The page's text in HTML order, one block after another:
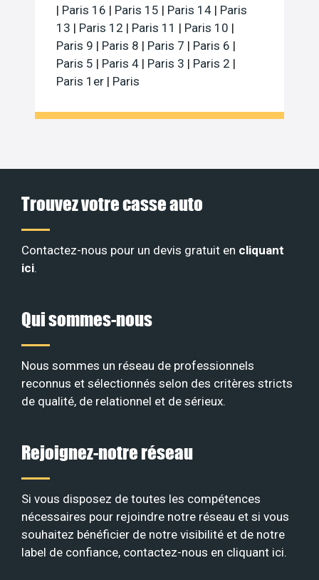
| Paris 16 | Paris 15 | Paris 14 | Paris
13 | Paris 12 | Paris 11 | Paris 10 |
Paris 9 | Paris 8 | Paris 7 | Paris 6 |
Paris 5 | Paris 4 | Paris 3 | Paris 2 |
Paris 1er | Paris
Trouvez votre casse auto
Contactez-nous pour un devis gratuit en cliquant
ici.
Qui sommes-nous
Nous sommes un réseau de professionnels
reconnus et sélectionnés selon des critères stricts
de qualité, de relationnel et de sérieux.
Rejoignez-notre réseau
Si vous disposez de toutes les compétences
nécessaires pour rejoindre notre réseau et si vous
souhaitez bénéficier de notre visibilité et de notre
label de confiance, contactez-nous en cliquant ici.